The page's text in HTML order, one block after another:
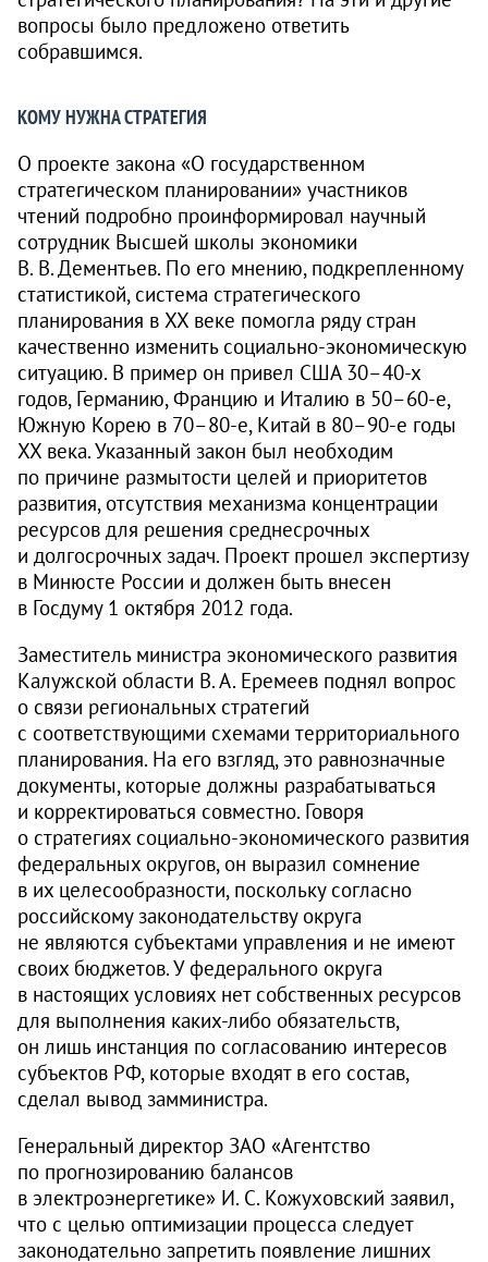
вопросы было предложено ответить
собравшимся.
КОМУ НУЖНА СТРАТЕГИЯ
О проекте закона «О государственном
стратегическом планировании» участников
чтений подробно проинформировал научный
сотрудник Высшей школы экономики
В. В. Дементьев. По его мнению, подкрепленному
статистикой, система стратегического
планирования в XX веке помогла ряду стран
качественно изменить социально-экономическую
ситуацию. В пример он привел США 30–40-х
годов, Германию, Францию и Италию в 50–60-е,
Южную Корею в 70–80-е, Китай в 80–90-е годы
XX века. Указанный закон был необходим
по причине размытости целей и приоритетов
развития, отсутствия механизма концентрации
ресурсов для решения среднесрочных
и долгосрочных задач. Проект прошел экспертизу
в Минюсте России и должен быть внесен
в Госдуму 1 октября 2012 года.
Заместитель министра экономического развития
Калужской области В. А. Еремеев поднял вопрос
о связи региональных стратегий
с соответствующими схемами территориального
планирования. На его взгляд, это равнозначные
документы, которые должны разрабатываться
и корректироваться совместно. Говоря
о стратегиях социально-экономического развития
федеральных округов, он выразил сомнение
в их целесообразности, поскольку согласно
российскому законодательству округа
не являются субъектами управления и не имеют
своих бюджетов. У федерального округа
в настоящих условиях нет собственных ресурсов
для выполнения каких-либо обязательств,
он лишь инстанция по согласованию интересов
субъектов РФ, которые входят в его состав,
сделал вывод замминистра.
Генеральный директор ЗАО «Агентство
по прогнозированию балансов
в электроэнергетике» И. С. Кожуховский заявил,
что с целью оптимизации процесса следует
законодательно запретить появление лишних